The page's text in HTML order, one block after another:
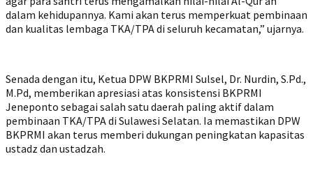
dalam kehidupannya. Kami akan terus memperkuat pembinaan
dan kualitas lembaga TKA/TPA di seluruh kecamatan,” ujarnya.
Senada dengan itu, Ketua DPW BKPRMI Sulsel, Dr. Nurdin, S.Pd.,
M.Pd, memberikan apresiasi atas konsistensi BKPRMI
Jeneponto sebagai salah satu daerah paling aktif dalam
pembinaan TKA/TPA di Sulawesi Selatan. Ia memastikan DPW
BKPRMI akan terus memberi dukungan peningkatan kapasitas
ustadz dan ustadzah.